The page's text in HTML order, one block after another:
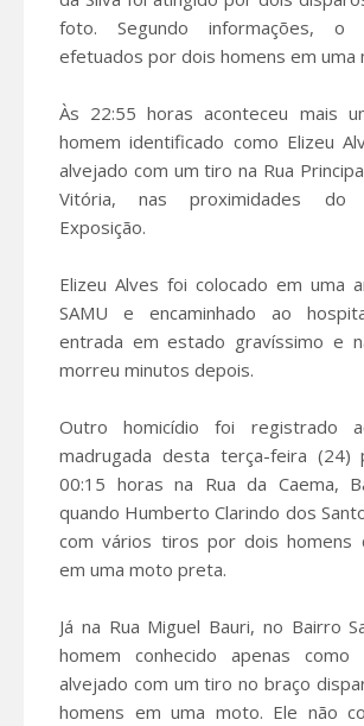
foto. Segundo informações, o
efetuados por dois homens em uma
Às 22:55 horas aconteceu mais
homem identificado como Elizeu
alvejado com um tiro na Rua
Vitória, nas proximidades do
Exposição.
Elizeu Alves foi colocado em uma
SAMU e encaminhado ao
entrada em estado gravíssimo e
morreu minutos depois.
Outro homicídio foi registrado
madrugada desta terça-feira
00:15 horas na Rua da Caema,
quando Humberto Clarindo dos
com vários tiros por dois homens
em uma moto preta.
Já na Rua Miguel Bauri, no Bairro
homem conhecido apenas como
alvejado com um tiro no braço
homens em uma moto. Ele não